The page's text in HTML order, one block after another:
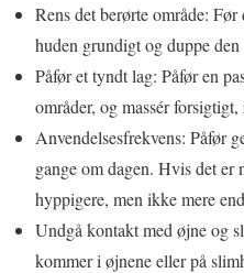
Rens det berørte område:
huden grundigt og duppe
Påfør et tyndt lag: Påfør en
områder, og massér
Anvendelsesfrekvens: Påfør
gange om dagen. Hvis det er
hyppigere, men ikke mere
Undgå kontakt med øjne og
kommer i øjnene eller på